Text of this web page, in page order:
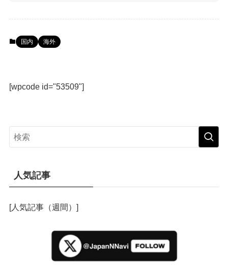
国内 海外
[wpcode id="53509"]
人気記事
[人気記事（週間）]